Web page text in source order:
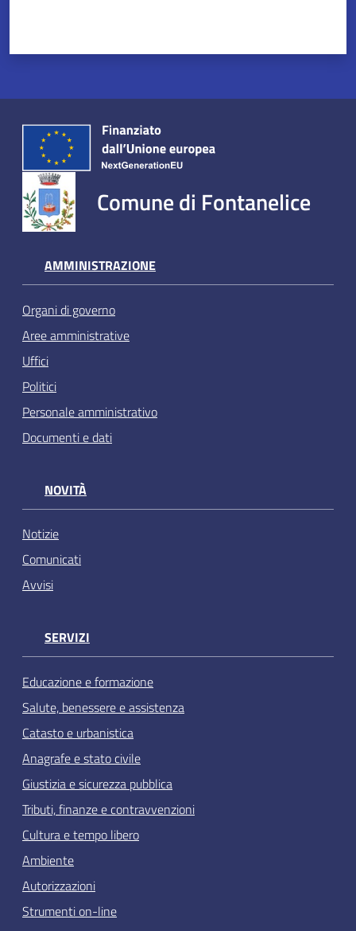
Comune di Fontanelice
AMMINISTRAZIONE
Organi di governo
Aree amministrative
Uffici
Politici
Personale amministrativo
Documenti e dati
NOVITÀ
Notizie
Comunicati
Avvisi
SERVIZI
Educazione e formazione
Salute, benessere e assistenza
Catasto e urbanistica
Anagrafe e stato civile
Giustizia e sicurezza pubblica
Tributi, finanze e contravvenzioni
Cultura e tempo libero
Ambiente
Autorizzazioni
Strumenti on-line